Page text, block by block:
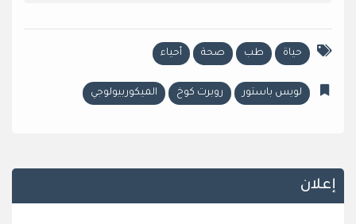
حياة طب صحة أحياء
لويس باستور روبرت كوخ الميكوربيولوجي
إعلان